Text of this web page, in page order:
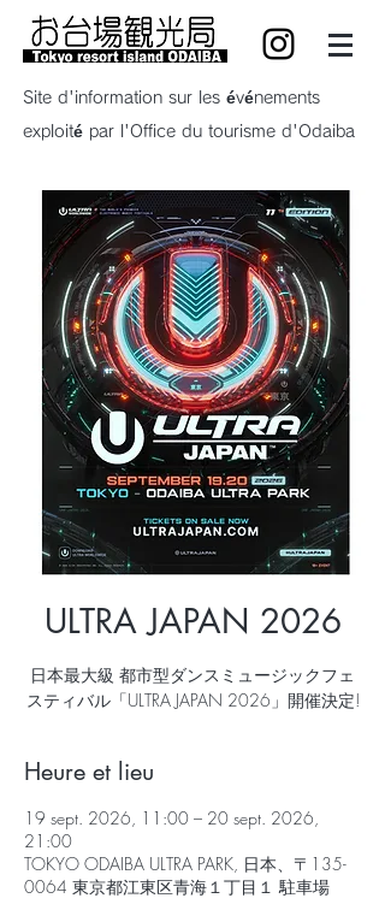
Site d'information sur les événements
exploité par l'Office du tourisme d'Odaiba
ULTRA JAPAN 2026
日本最大級 都市型ダンスミュージックフェ
スティバル「ULTRA JAPAN 2026」開催決定!
Heure et lieu
19 sept. 2026, 11:00 – 20 sept. 2026,
21:00
TOKYO ODAIBA ULTRA PARK, 日本、〒135-
0064 東京都江東区青海１丁目１ 駐車場